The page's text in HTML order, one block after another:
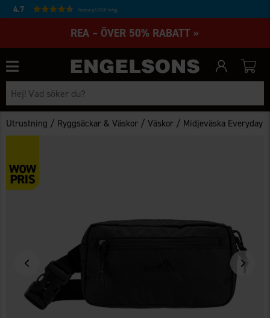
4.7 Baserat på 27231 betyg
REA – ÖVER 50% RABATT »
Utrustning / Ryggsäckar & Väskor /Väskor / Midjeväska Everyday